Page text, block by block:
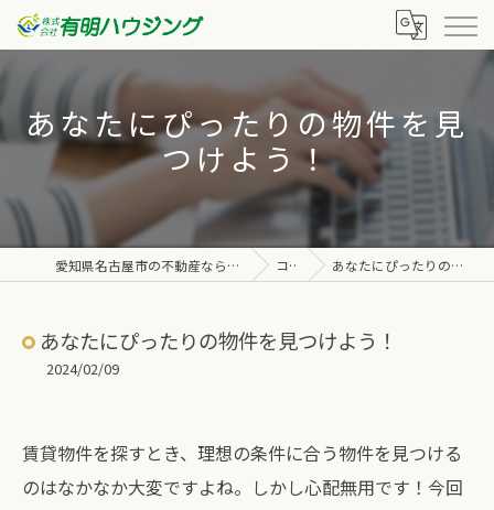
あなたにぴったりの物件を見
つけよう！
愛知県名古屋市の不動産なら株式会社有明ハウジング コラム あなたにぴったりの物件を見つけよう！
あなたにぴったりの物件を見つけよう！
2024/02/09
賃貸物件を探すとき、理想の条件に合う物件を見つける
のはなかなか大変ですよね。しかし心配無用です！今回